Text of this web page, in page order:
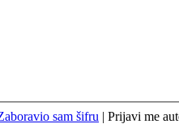
sam šifru | Prijavi me